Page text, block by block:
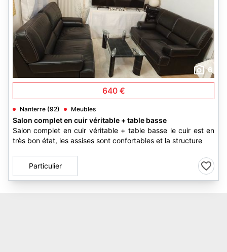
6
640 €
Nanterre (92) Meubles
Salon complet en cuir véritable + table basse
Salon complet en cuir véritable + table basse le cuir est en
très bon état, les assises sont confortables et la structure
Particulier